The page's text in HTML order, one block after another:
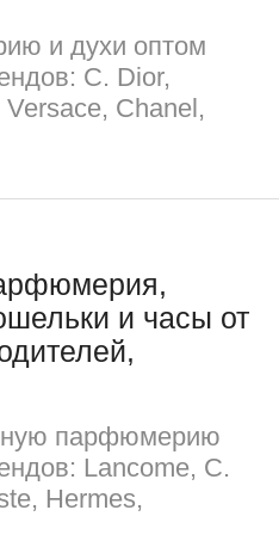
и духи оптом
C. Dior,
Chanel,
и часы от
парфюмерию
Lancome, C.
Hermes,